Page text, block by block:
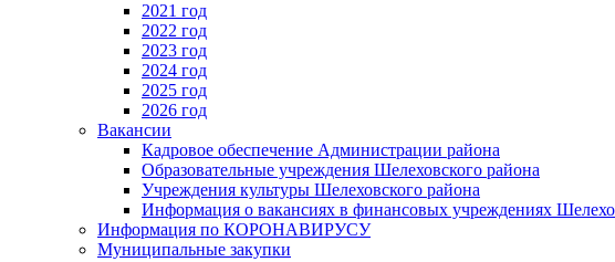
2021 год
2022 год
2023 год
2024 год
2025 год
2026 год
Вакансии
Кадровое обеспечение Администрации района
Образовательные учреждения Шелеховского района
Учреждения культуры Шелеховского района
Информация о вакансиях в финансовых учреждениях
Информация по КОРОНАВИРУСУ
Муниципальные закупки